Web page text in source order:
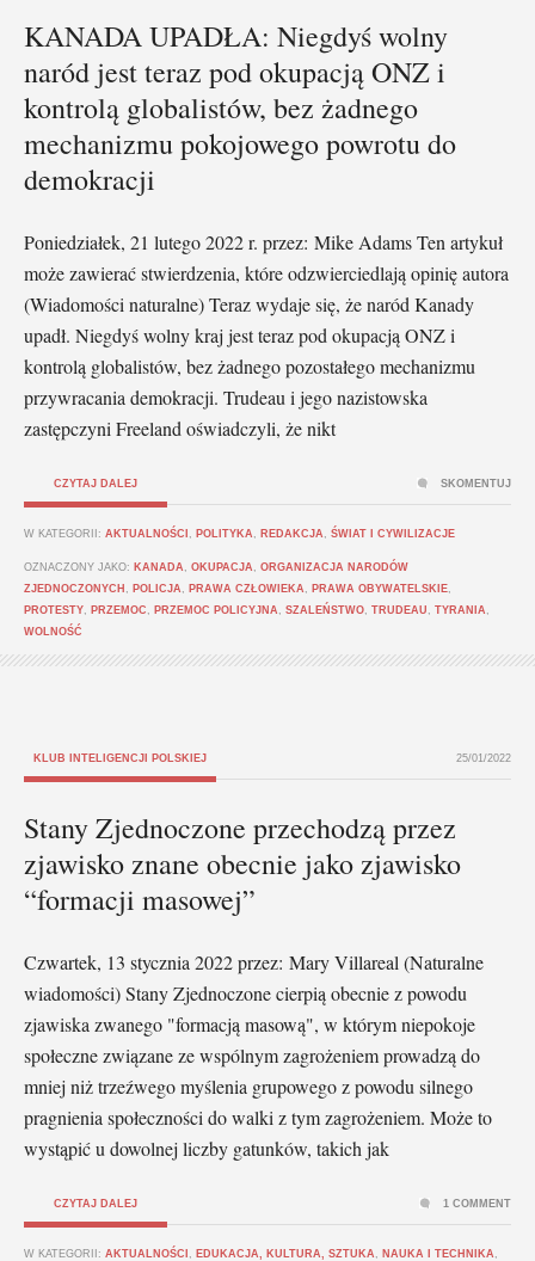
KANADA UPADŁA: Niegdyś wolny
naród jest teraz pod okupacją ONZ i
kontrolą globalistów, bez żadnego
mechanizmu pokojowego powrotu do
demokracji
Poniedziałek, 21 lutego 2022 r. przez: Mike Adams Ten artykuł
może zawierać stwierdzenia, które odzwierciedlają opinię autora
(Wiadomości naturalne) Teraz wydaje się, że naród Kanady
upadł. Niegdyś wolny kraj jest teraz pod okupacją ONZ i
kontrolą globalistów, bez żadnego pozostałego mechanizmu
przywracania demokracji. Trudeau i jego nazistowska
zastępczyni Freeland oświadczyli, że nikt
CZYTAJ DALEJ
W KATEGORII: AKTUALNOŚCI POLITYKA REDAKCJA ŚWIAT I CYWILIZACJE
OZNACZONY JAKO: KANADA OKUPACJA
ORGANIZACJA NARODÓW
ZJEDNOCZONYCH
POLICJA PRAWA CZŁOWIEKA PRAWA OBYWATELSKIE
PROTESTY
PRZEMOC PRZEMOC POLICYJNA SZALEŃSTWO TRUDEAU TYRANIA
WOLNOŚĆ
SKOMENTUJ
KLUB INTELIGENCJI POLSKIEJ 25/01/2022
Stany Zjednoczone przechodzą przez
zjawisko znane obecnie jako zjawisko
“formacji masowej”
Czwartek, 13 stycznia 2022 przez: Mary Villareal (Naturalne
wiadomości) Stany Zjednoczone cierpią obecnie z powodu
zjawiska zwanego "formacją masową", w którym niepokoje
społeczne związane ze wspólnym zagrożeniem prowadzą do
mniej niż trzeźwego myślenia grupowego z powodu silnego
pragnienia społeczności do walki z tym zagrożeniem. Może to
wystąpić u dowolnej liczby gatunków, takich jak
CZYTAJ DALEJ
W KATEGORII: AKTUALNOŚCI EDUKACJA, KULTURA, SZTUKA NAUKA I TECHNIKA
1 COMMENT